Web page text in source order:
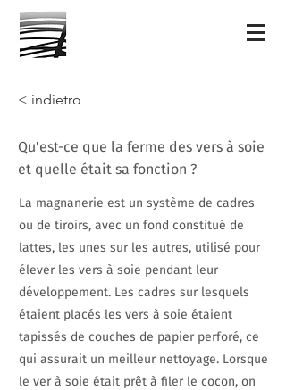
< indietro
Qu'est-ce que la ferme des vers à soie
et quelle était sa fonction ?
La magnanerie est un système de cadres
ou de tiroirs, avec un fond constitué de
lattes, les unes sur les autres, utilisé pour
élever les vers à soie pendant leur
développement. Les cadres sur lesquels
étaient placés les vers à soie étaient
tapissés de couches de papier perforé, ce
qui assurait un meilleur nettoyage. Lorsque
le ver à soie était prêt à filer le cocon, on